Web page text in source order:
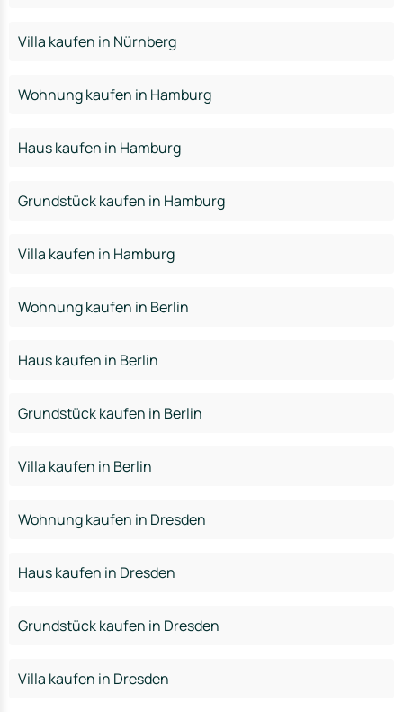
Villa kaufen in Nürnberg
Wohnung kaufen in Hamburg
Haus kaufen in Hamburg
Grundstück kaufen in Hamburg
Villa kaufen in Hamburg
Wohnung kaufen in Berlin
Haus kaufen in Berlin
Grundstück kaufen in Berlin
Villa kaufen in Berlin
Wohnung kaufen in Dresden
Haus kaufen in Dresden
Grundstück kaufen in Dresden
Villa kaufen in Dresden